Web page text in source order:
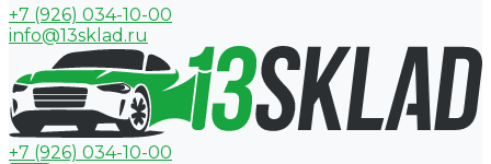
+7 (926) 034-10-00
info@13sklad.ru
+7 (926) 034-10-00